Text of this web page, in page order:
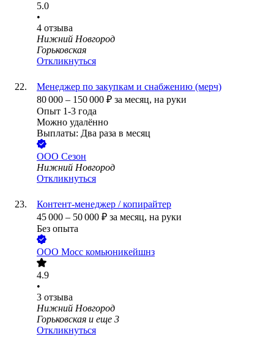
5.0
•
4 отзыва
Нижний Новгород
Горьковская
Откликнуться
Менеджер по закупкам и снабжению (мерч)
80 000 – 150 000 ₽ за месяц, на руки
Опыт 1-3 года
Можно удалённо
Выплаты: Два раза в месяц
ООО Сезон
Нижний Новгород
Откликнуться
Контент-менеджер / копирайтер
45 000 – 50 000 ₽ за месяц, на руки
Без опыта
ООО Мосс комьюникейшнз
4.9
•
3 отзыва
Нижний Новгород
Горьковская и еще 3
Откликнуться